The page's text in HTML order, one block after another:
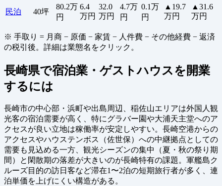
民泊 40坪
80.2万
円
6.4
万円
32.0
万円
4.7万
円
0.1万
円
▲19.7
万円
▲31.6
万円
※ 手取り = 月商 − 原価 − 家賃 − 人件費 − その他経費 − 返済
の税引後。詳細は業態名をクリック。
長崎県で宿泊業・ゲストハウスを開業
するには
長崎市の中心部・浜町や出島周辺、稲佐山エリアは外国人観
光客の宿泊需要が高く、特にグラバー園や大浦天主堂へのア
クセスが良い立地は稼働率が安定しやすい。長崎空港からの
アクセスやハウステンボス（佐世保）への中継拠点としての
需要も見込める一方、観光シーズンの集中（夏・秋の祭り期
間）と閑散期の落差が大きいのが長崎特有の課題。軍艦島ク
ルーズ目的の訪日客など滞在1〜2泊の短期旅行者が多く、連
泊単価を上げにくい構造がある。